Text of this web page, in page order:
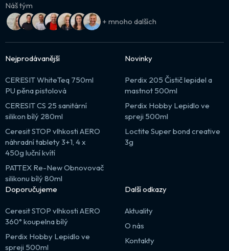
Náš tým
+ mnoho dalších
Nejprodávanější
CERESIT WhiteTeq 750ml
PU pěna pistolová
CERESIT CS 25 sanitární
silikon bílý 280ml
Ceresit STOP vlhkosti AERO
náhradní tablety 3+1, 4 x
450g luční kvítí
PATTEX Re-New Obnovovač
silikonu bílý 80ml
Novinky
Perdix 205 Čistič lepidel a
mastnot 500ml
Perdix Hobby Lepidlo ve
spreji 500ml
Loctite Super bond creative
3g
Doporučujeme
Ceresit STOP vlhkosti AERO
360° koupelna bílý
Perdix Hobby Lepidlo ve
spreji 500ml
Další odkazy
Aktuality
O nás
Kontakty